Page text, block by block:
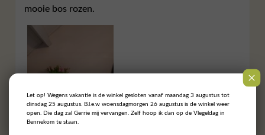
mooie bos rozen.
Let op! Wegens vakantie is de winkel gesloten vanaf maandag 3 augustus tot
dinsdag 25 augustus. B.l.e.w woensdagmorgen 26 augustus is de winkel weer
open. Die dag zal Gerrie mij vervangen. Zelf hoop ik dan op de Vlegeldag in
Bennekom te staan.